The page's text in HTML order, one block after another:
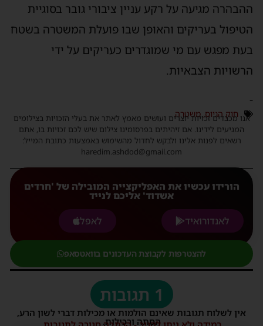
ההבהרה מגיעה על רקע עניין ציבורי גובר בסוגיית
הטיפול בעריקים והאופן שבו פועלת המשטרה בשטח
בעת מפגש עם מי שמוגדרים כעריקים על ידי
הרשויות הצבאיות.
-
חוק הגיוס,משטרה
אנו מכבדים זכויות יוצרים ועושים מאמץ לאתר את בעלי הזכויות בצילומים
המגיעים לידינו. אם זיהיתים בפרסומינו צילום שיש לכם זכויות בו, אתם
רשאים לפנות אלינו ולבקש לחדול מהשימוש באמצעות כתובת המייל:
haredim.ashdod@gmail.com
הורידו עכשיו את האפליקצייה המובילה של 'חרדים
אשדוד' אליכם לנייד
לאנדורואיד
לאפל
להצטרפות לקבוצת העדכונים בוואטסאפ
1 תגובות
אין לשלוח תגובות שאינם הולמות או מכילות דברי לשון הרע,
הסתה ורכילות.